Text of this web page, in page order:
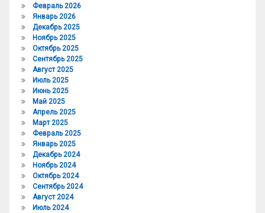
Февраль 2026
Январь 2026
Декабрь 2025
Ноябрь 2025
Октябрь 2025
Сентябрь 2025
Август 2025
Июль 2025
Июнь 2025
Май 2025
Апрель 2025
Март 2025
Февраль 2025
Январь 2025
Декабрь 2024
Ноябрь 2024
Октябрь 2024
Сентябрь 2024
Август 2024
Июль 2024